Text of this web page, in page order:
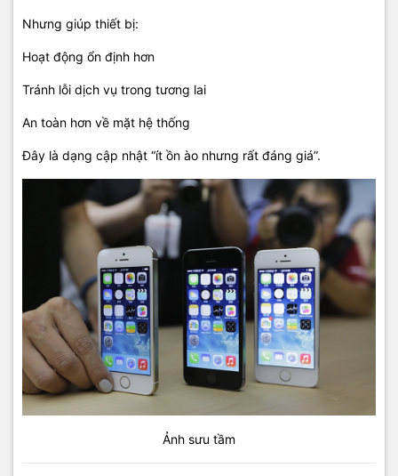
Nhưng giúp thiết bị:
Hoạt động ổn định hơn
Tránh lỗi dịch vụ trong tương lai
An toàn hơn về mặt hệ thống
Đây là dạng cập nhật “ít ồn ào nhưng rất đáng giá”.
Ảnh sưu tầm